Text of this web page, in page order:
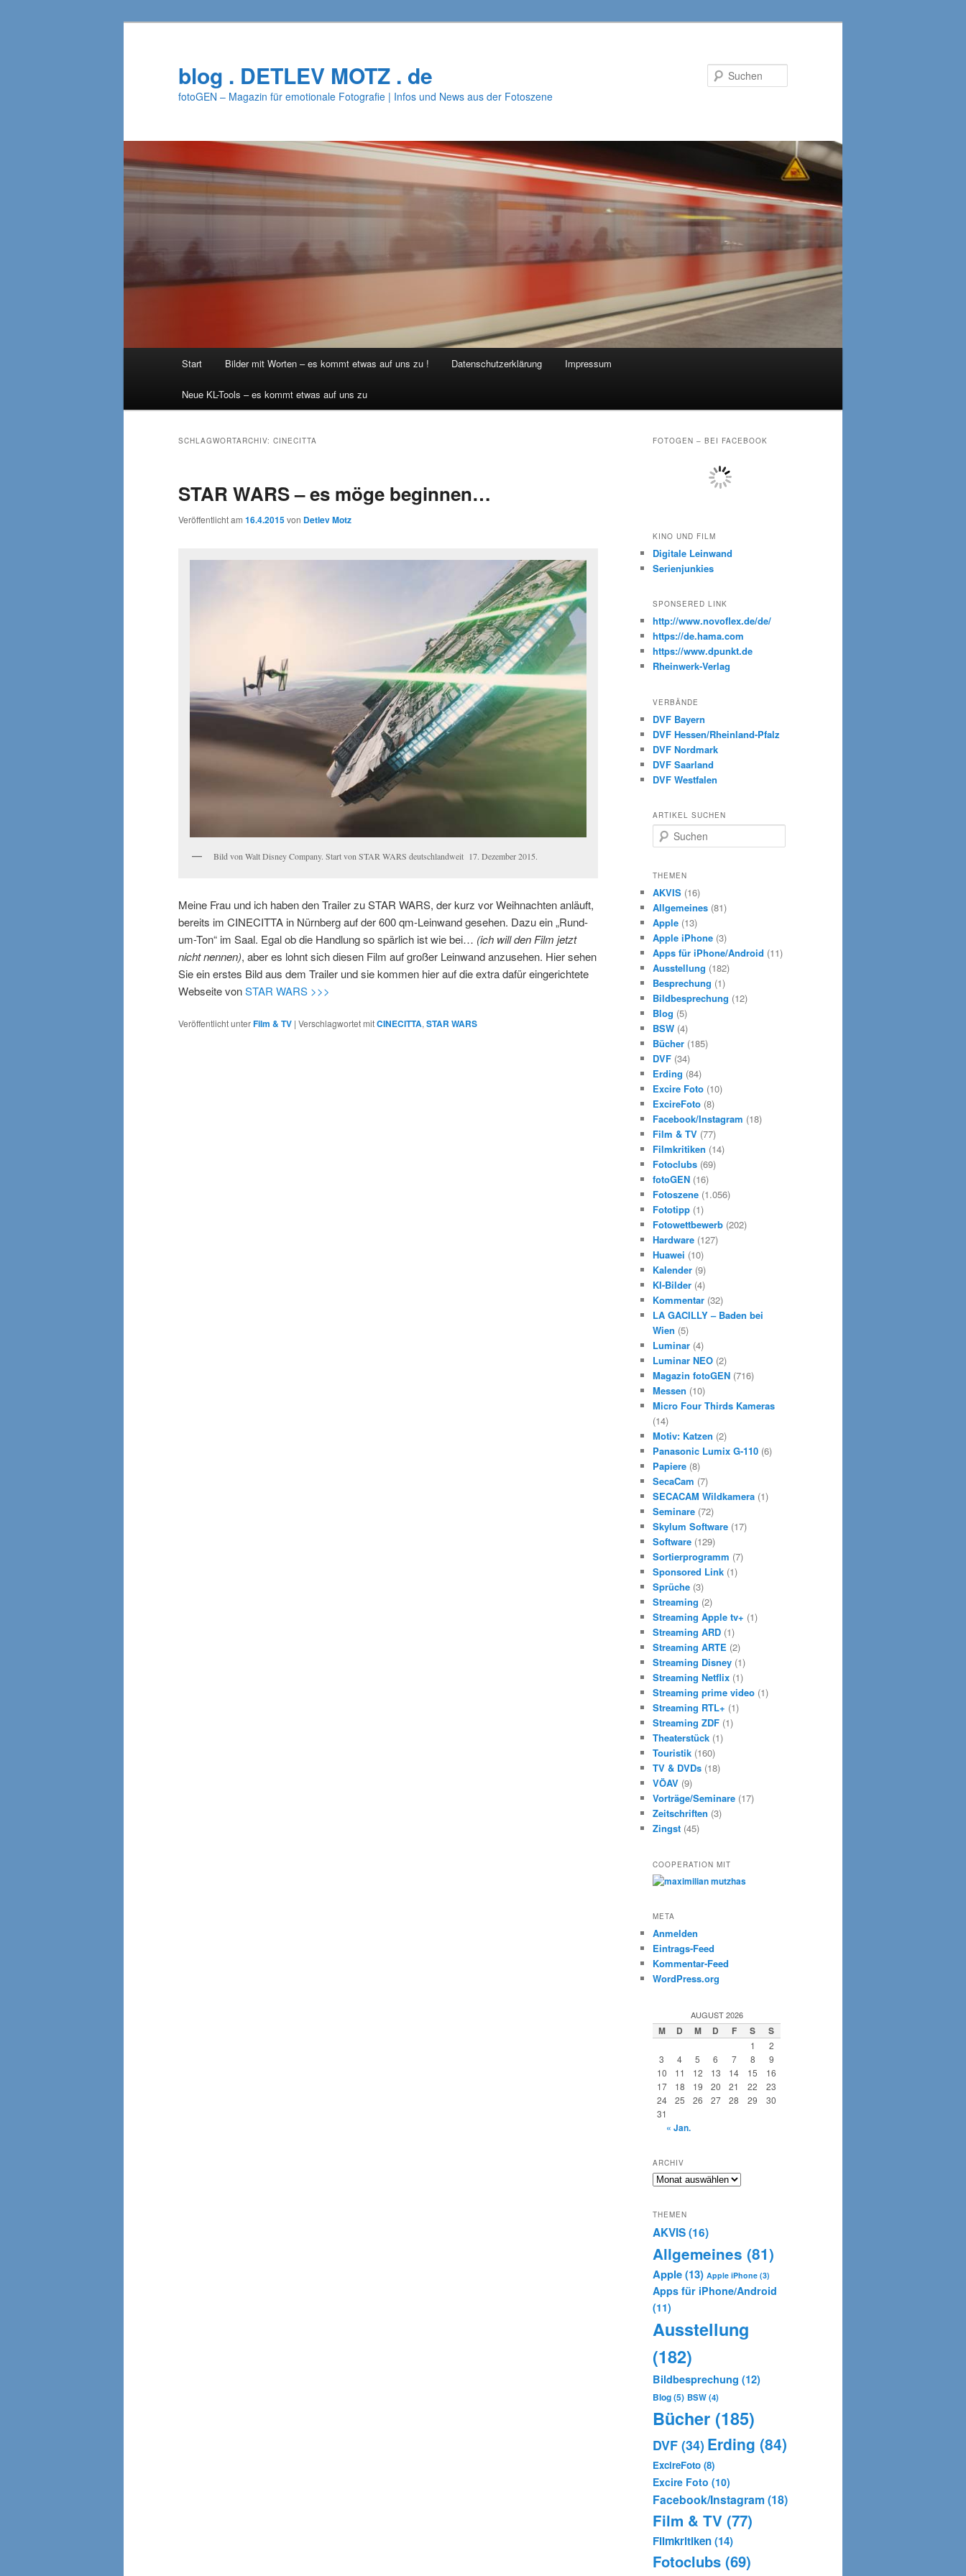
blog . DETLEV MOTZ . de
fotoGEN – Magazin für emotionale Fotografie | Infos und News aus der Fotoszene
Start Bilder mit Worten – es kommt etwas auf uns zu ! Datenschutzerklärung Impressum
Neue KL-Tools – es kommt etwas auf uns zu
SCHLAGWORTARCHIV: CINECITTA
STAR WARS – es möge beginnen…
Veröffentlicht am 16.4.2015von Detlev Motz
Bild von Walt Disney Company. Start von STAR WARS deutschlandweit 17. Dezember 2015.
Meine Frau und ich haben den Trailer zu STAR WARS, der kurz vor Weihnachten anläuft,
bereits im CINECITTA in Nürnberg auf der 600 qm-Leinwand gesehen. Dazu ein „Rund-
um-Ton“ im Saal. Egal ob die Handlung so spärlich ist wie bei… (ich will den Film jetzt
nicht nennen), aber es lohnt sich diesen Film auf großer Leinwand anzusehen. Hier sehen
Sie ein erstes Bild aus dem Trailer und sie kommen hier auf die extra dafür eingerichtete
Webseite vonSTAR WARS >>>
Veröffentlicht unterFilm & TV | Verschlagwortet mitCINECITTA, STAR WARS
FOTOGEN – BEI FACEBOOK
KINO UND FILM
Digitale Leinwand
Serienjunkies
SPONSERED LINK
http://www.novoflex.de/de/
https://de.hama.com
https://www.dpunkt.de
Rheinwerk-Verlag
VERBÄNDE
DVF Bayern
DVF Hessen/Rheinland-Pfalz
DVF Nordmark
DVF Saarland
DVF Westfalen
ARTIKEL SUCHEN
u
h
n
THEMEN
AKVIS (16)
Allgemeines (81)
Apple (13)
Apple iPhone (3)
Apps für iPhone/Android (11)
Ausstellung (182)
Besprechung (1)
Bildbesprechung (12)
Blog (5)
BSW (4)
Bücher (185)
DVF (34)
Erding (84)
Excire Foto (10)
ExcireFoto (8)
Facebook/Instagram (18)
Film & TV (77)
Filmkritiken (14)
Fotoclubs (69)
fotoGEN (16)
Fotoszene (1.056)
Fototipp (1)
Fotowettbewerb (202)
Hardware (127)
Huawei (10)
Kalender (9)
KI-Bilder (4)
Kommentar (32)
LA GACILLY – Baden bei
Wien (5)
Luminar (4)
Luminar NEO (2)
Magazin fotoGEN (716)
Messen (10)
Micro Four Thirds Kameras
(14)
Motiv: Katzen (2)
Panasonic Lumix G-110 (6)
Papiere (8)
SecaCam (7)
SECACAM Wildkamera (1)
Seminare (72)
Skylum Software (17)
Software (129)
Sortierprogramm (7)
Sponsored Link (1)
Sprüche (3)
Streaming (2)
Streaming Apple tv+ (1)
Streaming ARD (1)
Streaming ARTE (2)
Streaming Disney (1)
Streaming Netflix (1)
Streaming prime video (1)
Streaming RTL+ (1)
Streaming ZDF (1)
Theaterstück (1)
Touristik (160)
TV & DVDs (18)
VÖAV (9)
Vorträge/Seminare (17)
Zeitschriften (3)
Zingst (45)
COOPERATION MIT
META
Anmelden
Eintrags-Feed
Kommentar-Feed
WordPress.org
AUGUST 2026
M D M D F S S
1
2
3
4 5 6 7 8
9
10
11 12 13 14 15
16
17
18 19 20 21 22
23
24
25 26 27 28 29
30
31
« Jan.
ARCHIV
Archiv
THEMEN
AKVIS(16)
Allgemeines (81)
Apple(13) Apple iPhone (3)
Apps für iPhone/Android
(11)
Ausstellung
(182)
Bildbesprechung (12)
Blog(5) BSW(4)
Bücher (185)
DVF (34) Erding (84)
ExcireFoto (8)
Excire Foto (10)
Facebook/Instagram (18)
Film & TV (77)
Filmkritiken(14)
Fotoclubs (69)